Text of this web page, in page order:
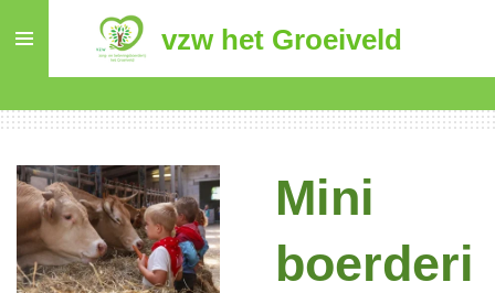
de
vzw het Groeiveld
Mini
boerderi